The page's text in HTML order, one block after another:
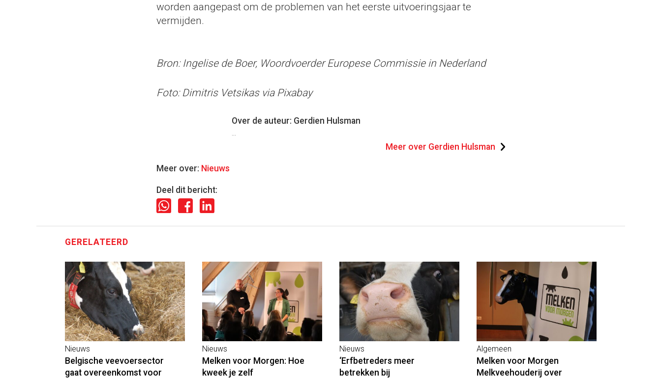
worden aangepast om de problemen van het eerste uitvoeringsjaar te
vermijden.
Bron: Ingelise de Boer, Woordvoerder Europese Commissie in Nederland
Foto: Dimitris Vetsikas via Pixabay
Over de auteur: Gerdien Hulsman
...
Meer over Gerdien Hulsman
Meer over: Nieuws
Deel dit bericht:
GERELATEERD
Nieuws
Belgische veevoersector
gaat overeenkomst voor
Nieuws
Melken voor Morgen: Hoe
kweek je zelf
Nieuws
‘Erfbetreders meer
betrekken bij
Algemeen
Melken voor Morgen
Melkveehouderij over